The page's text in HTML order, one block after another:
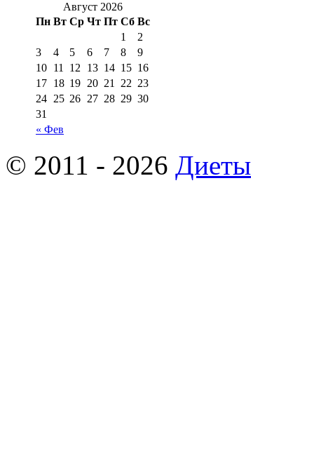
Август 2026
Пн Вт Ср Чт Пт Сб Вс
« Фев
1
2
3
4 5 6 7 8
9
10 11 12 13 14 15 16
17 18 19 20 21 22 23
24 25 26 27 28 29 30
31
© 2011 - 2026 Диеты